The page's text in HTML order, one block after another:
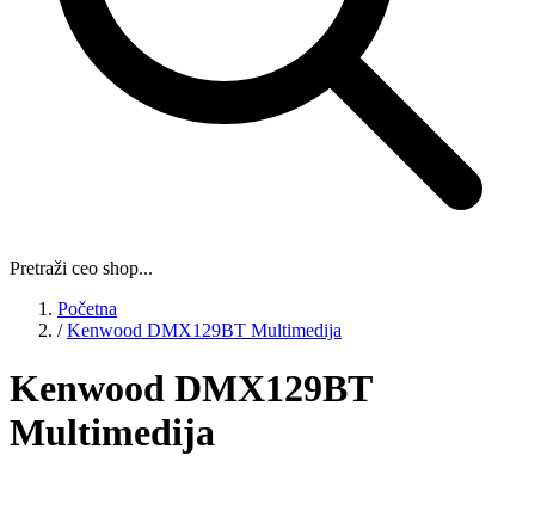
Pretraži ceo shop...
Početna
/ Kenwood DMX129BT Multimedija
Kenwood DMX129BT
Multimedija